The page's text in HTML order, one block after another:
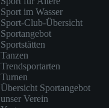
Sport im Wasser
Sport-Club-Übersicht
Sportangebot
Sportstätten
Tanzen
Trendsportarten
Turnen
Übersicht Sportangebot
unser Verein